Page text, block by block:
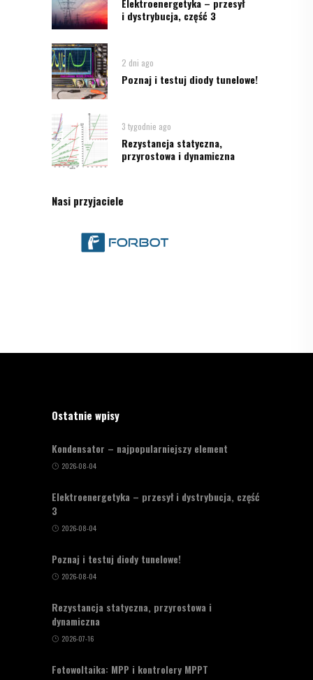
Elektroenergetyka – przesył
i dystrybucja, część 3
2 dni ago
Poznaj i testuj diody tunelowe!
3 tygodnie ago
Rezystancja statyczna,
przyrostowa i dynamiczna
Nasi przyjaciele
Ostatnie wpisy
Kondensator – najpopularniejszy element
2026-08-04
Elektroenergetyka – przesył i dystrybucja, część
3
2026-08-04
Poznaj i testuj diody tunelowe!
2026-08-04
Rezystancja statyczna, przyrostowa i
dynamiczna
2026-07-16
Fotowoltaika: MPP i kontrolery MPPT